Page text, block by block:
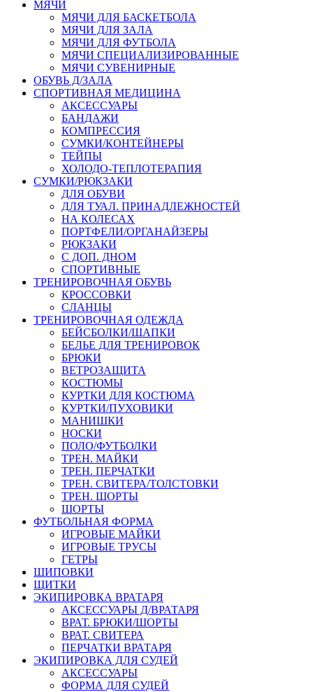
МЯЧИ
МЯЧИ ДЛЯ БАСКЕТБОЛА
МЯЧИ ДЛЯ ЗАЛА
МЯЧИ ДЛЯ ФУТБОЛА
МЯЧИ СПЕЦИАЛИЗИРОВАННЫЕ
МЯЧИ СУВЕНИРНЫЕ
ОБУВЬ Д/ЗАЛА
СПОРТИВНАЯ МЕДИЦИНА
АКСЕССУАРЫ
БАНДАЖИ
КОМПРЕССИЯ
СУМКИ/КОНТЕЙНЕРЫ
ТЕЙПЫ
ХОЛОДО-ТЕПЛОТЕРАПИЯ
СУМКИ/РЮКЗАКИ
ДЛЯ ОБУВИ
ДЛЯ ТУАЛ. ПРИНАДЛЕЖНОСТЕЙ
НА КОЛЕСАХ
ПОРТФЕЛИ/ОРГАНАЙЗЕРЫ
РЮКЗАКИ
С ДОП. ДНОМ
СПОРТИВНЫЕ
ТРЕНИРОВОЧНАЯ ОБУВЬ
КРОССОВКИ
СЛАНЦЫ
ТРЕНИРОВОЧНАЯ ОДЕЖДА
БЕЙСБОЛКИ/ШАПКИ
БЕЛЬЕ ДЛЯ ТРЕНИРОВОК
БРЮКИ
ВЕТРОЗАЩИТА
КОСТЮМЫ
КУРТКИ ДЛЯ КОСТЮМА
КУРТКИ/ПУХОВИКИ
МАНИШКИ
НОСКИ
ПОЛО/ФУТБОЛКИ
ТРЕН. МАЙКИ
ТРЕН. ПЕРЧАТКИ
ТРЕН. СВИТЕРА/ТОЛСТОВКИ
ТРЕН. ШОРТЫ
ШОРТЫ
ФУТБОЛЬНАЯ ФОРМА
ИГРОВЫЕ МАЙКИ
ИГРОВЫЕ ТРУСЫ
ГЕТРЫ
ШИПОВКИ
ЩИТКИ
ЭКИПИРОВКА ВРАТАРЯ
АКСЕССУАРЫ Д/ВРАТАРЯ
ВРАТ. БРЮКИ/ШОРТЫ
ВРАТ. СВИТЕРА
ПЕРЧАТКИ ВРАТАРЯ
ЭКИПИРОВКА ДЛЯ СУДЕЙ
АКСЕССУАРЫ
ФОРМА ДЛЯ СУДЕЙ